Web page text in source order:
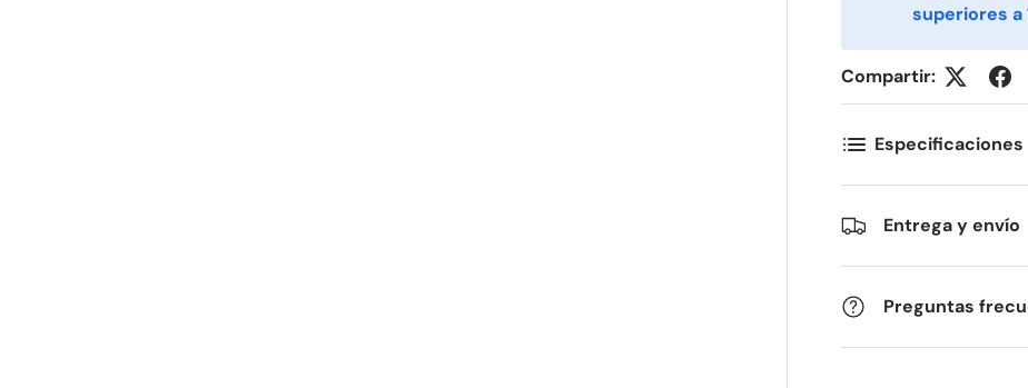
superiores a
Compartir:
Especificaciones
Entrega y envío
Preguntas